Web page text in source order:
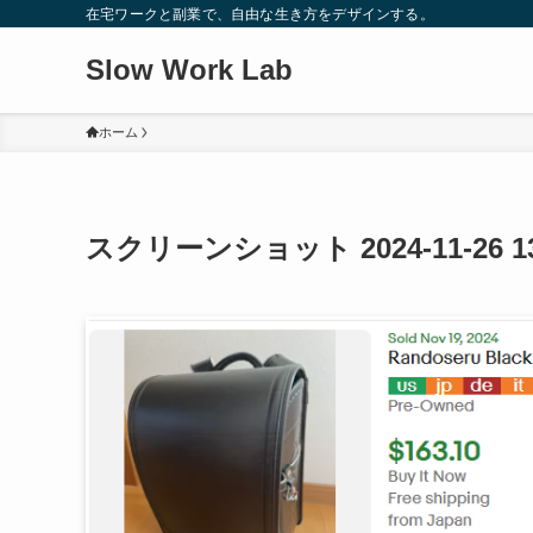
在宅ワークと副業で、自由な生き方をデザインする。
Slow Work Lab
ホーム
スクリーンショット 2024-11-26